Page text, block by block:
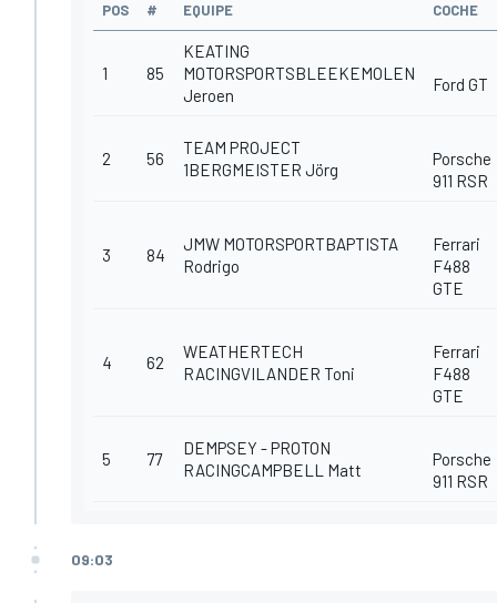
POS # EQUIPE COCHE
1 85
KEATING
MOTORSPORTSBLEEKEMOLEN
Jeroen
Ford GT
2 56
TEAM PROJECT
1BERGMEISTER Jörg
Porsche
911 RSR
3 84
JMW MOTORSPORTBAPTISTA
Rodrigo
Ferrari
F488
GTE
4 62
WEATHERTECH
RACINGVILANDER Toni
Ferrari
F488
GTE
5 77
DEMPSEY - PROTON
RACINGCAMPBELL Matt
Porsche
911 RSR
09:03